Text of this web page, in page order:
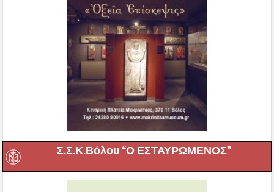
Σ.Σ.Κ.Βόλου “Ο ΕΣΤΑΥΡΩΜΕΝΟΣ”